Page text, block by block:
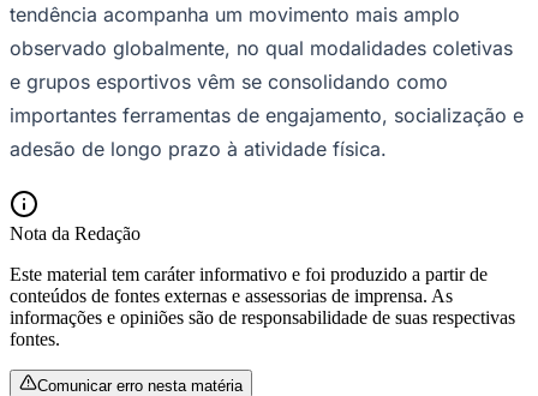
São Paulo
tendência acompanha um movimento mais amplo
observado globalmente, no qual modalidades coletivas
e grupos esportivos vêm se consolidando como
importantes ferramentas de engajamento, socialização e
adesão de longo prazo à atividade física.
Nota da Redação
Este material tem caráter informativo e foi produzido a partir de
conteúdos de fontes externas e assessorias de imprensa. As
informações e opiniões são de responsabilidade de suas respectivas
fontes.
Comunicar erro nesta matéria